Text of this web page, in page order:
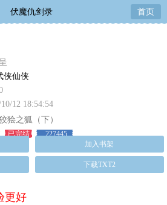
伏魔仇剑录 首页
侠仙侠
12 18:54:54
狯之狐（下）
已完结
227445
加入书架
下载TXT2
更好